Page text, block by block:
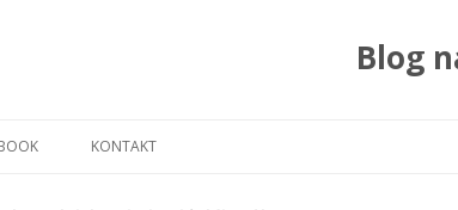
Blog
KONTAKT